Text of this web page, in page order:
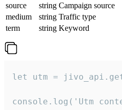
source
string Campaign source
medium
string Traffic type
term
string Keyword
let utm =
console.log('Utm